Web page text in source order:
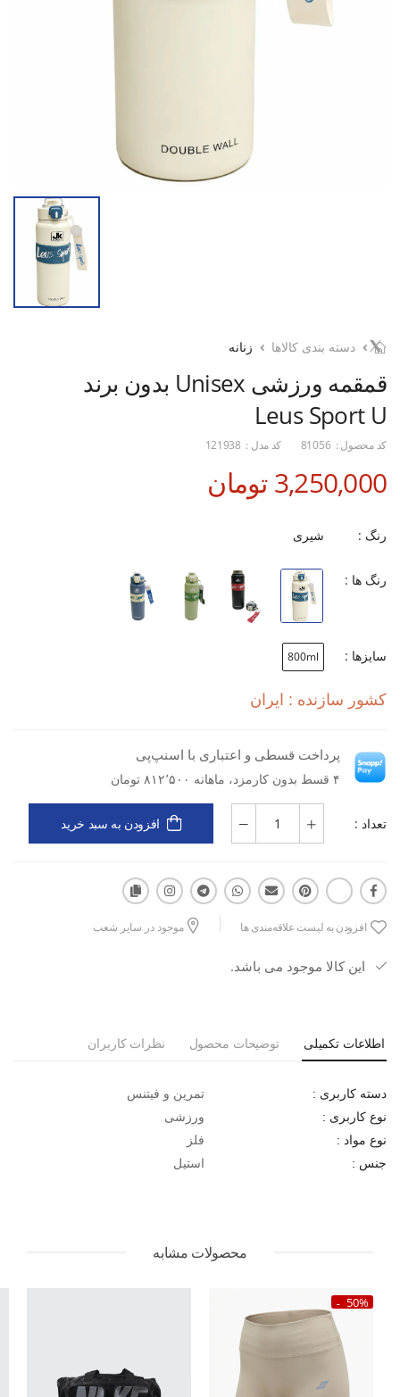
دسته بندی کالاها زنانه
قمقمه ورزشی Unisex بدون برند
Leus Sport U
کد محصول : 81056 کد مدل : 121938
3,250,000 تومان
رنگ : شیری
رنگ ها :
سایزها : 800ml
کشور سازنده : ایران
پرداخت قسطی و اعتباری با اسنپ‌پی
۴ قسط بدون کارمزد، ماهانه ۸۱۲٬۵۰۰ تومان
تعداد : افزودن به سبد خرید
افزودن به لیست علاقه‌مندی ها موجود در سایر شعب
این کالا موجود می باشد.
اطلاعات تکمیلی توضیحات محصول نظرات کاربران
دسته کاربری : تمرین و فیتنس
نوع کاربری : ورزشی
نوع مواد : فلز
جنس : استیل
محصولات مشابه
50%